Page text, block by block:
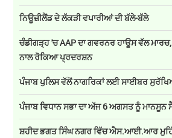
ਨਿਊਜ਼ੀਲੈਂਡ ਦੇ ਲੱਕੜੀ ਵਪਾਰੀਆਂ ਦੀ ਬੱਲੇ-ਬੱਲੇ
ਚੰਡੀਗੜ੍ਹ 'ਚ AAP ਦਾ ਗਵਰਨਰ ਹਾਊਸ ਵੱਲ
ਨਾਲ ਰੋਕਿਆ ਪ੍ਰਦਰਸ਼ਨ
ਪੰਜਾਬ ਪੁਲਿਸ ਵੱਲੋਂ ਨਾਗਰਿਕਾਂ ਲਈ ਸਾਈਬਰ
ਪੰਜਾਬ ਵਿਧਾਨ ਸਭਾ ਦਾ ਅੱਜ 6 ਅਗਸਤ ਨੂੰ ਮਾਨਸੂਨ
ਸ਼ਹੀਦ ਭਗਤ ਸਿੰਘ ਨਗਰ ਵਿੱਚ ਐਸ.ਆਈ.ਆਰ